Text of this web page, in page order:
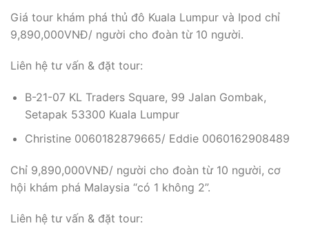
Giá tour khám phá thủ đô Kuala Lumpur và Ipod chỉ
9,890,000VNĐ/ người cho đoàn từ 10 người.
Liên hệ tư vấn & đặt tour:
B-21-07 KL Traders Square, 99 Jalan Gombak,
Setapak 53300 Kuala Lumpur
Christine 0060182879665/ Eddie 0060162908489
Chỉ 9,890,000VNĐ/ người cho đoàn từ 10 người, cơ
hội khám phá Malaysia “có 1 không 2”.
Liên hệ tư vấn & đặt tour: